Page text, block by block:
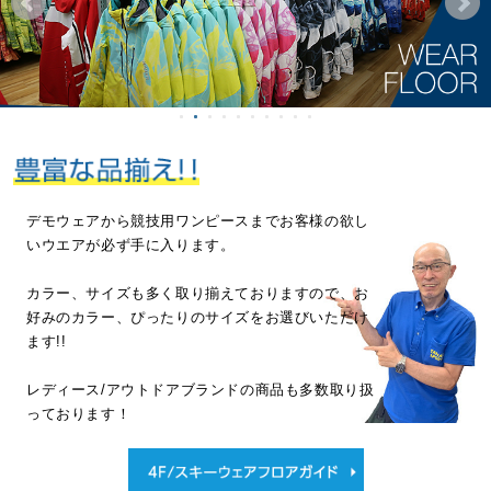
デモウェアから競技用ワンピースまでお客様の欲し
いウエアが必ず手に入ります。
カラー、サイズも多く取り揃えておりますので、お
好みのカラー、ぴったりのサイズを お選びいただけ
ます!!
レディース/アウトドアブランドの商品も 多数取り扱
っております！